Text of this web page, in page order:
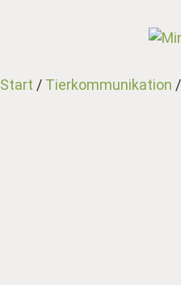
Start / Tierkommunikation